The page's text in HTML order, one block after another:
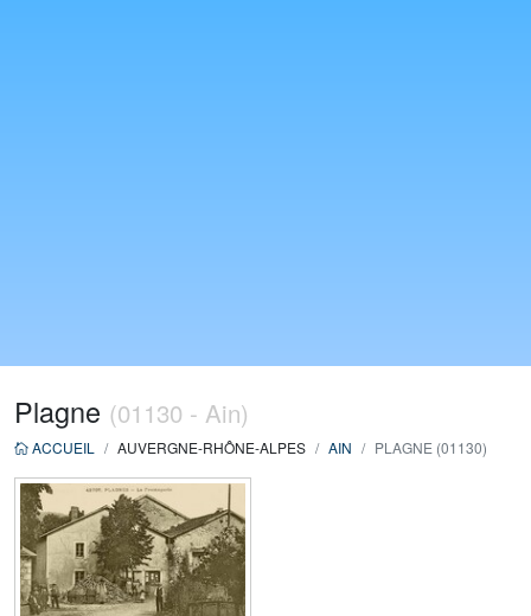
Plagne (01130 - Ain)
ACCUEIL AUVERGNE-RHÔNE-ALPES AIN PLAGNE (01130)